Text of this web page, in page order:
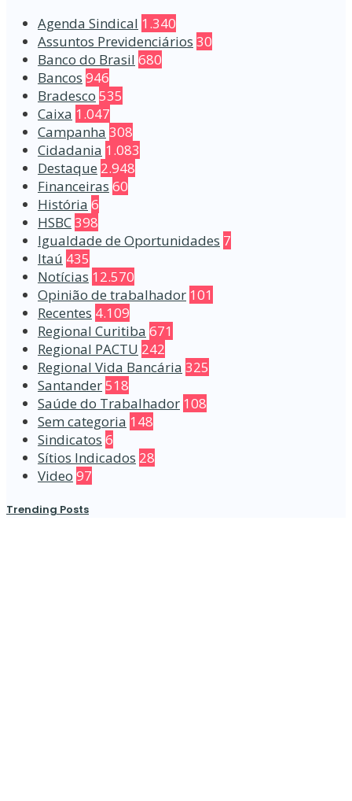
Agenda Sindical 1.340
Assuntos Previdenciários 30
Banco do Brasil 680
Bancos 946
Bradesco 535
Caixa 1.047
Campanha 308
Cidadania 1.083
Destaque 2.948
Financeiras 60
História 6
HSBC398
Igualdade de Oportunidades 7
Itaú 435
Notícias 12.570
Opinião de trabalhador 101
Recentes 4.109
Regional Curitiba 671
Regional PACTU 242
Regional Vida Bancária 325
Santander518
Saúde do Trabalhador 108
Sem categoria 148
Sindicatos 6
Sítios Indicados 28
Video 97
Trending Posts